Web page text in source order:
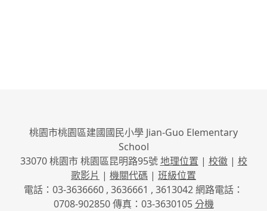
桃園市桃園區建國國民小學 Jian-Guo Elementary
School
33070 桃園市 桃園區昆明路95號地理位置 | 校徽| 校
歌影片 | 機關代碼 | 班級位置
電話：03-3636660 , 3636661 , 3613042 網路電話：
0708-902850 傳真：03-3630105分機